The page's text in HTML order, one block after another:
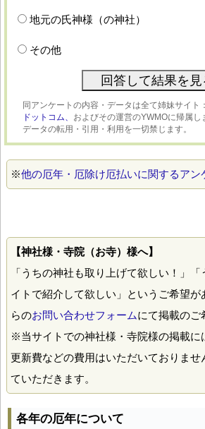
地元の氏神様（の神社）
その他
同アンケートの内容・データは全て姉妹サイト：
ドットコム、 およびその運営のYWMOに帰属し
データの転用・引用・利用を一切禁じます。
※他の厄年・厄除け厄払いに関するアン
【神社様・寺院（お寺）様へ】
「うちの神社も取り上げて欲しい！」
イトで紹介して欲しい」というご希望が
らのお問い合わせフォームにて掲載のご
※当サイトでの神社様・寺院様の掲載に
更新費などの費用はいただいておりませ
ていただきます。
各年の厄年について